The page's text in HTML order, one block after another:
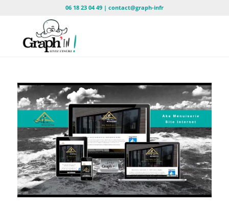
06 18 23 04 49 | contact@graph-infr